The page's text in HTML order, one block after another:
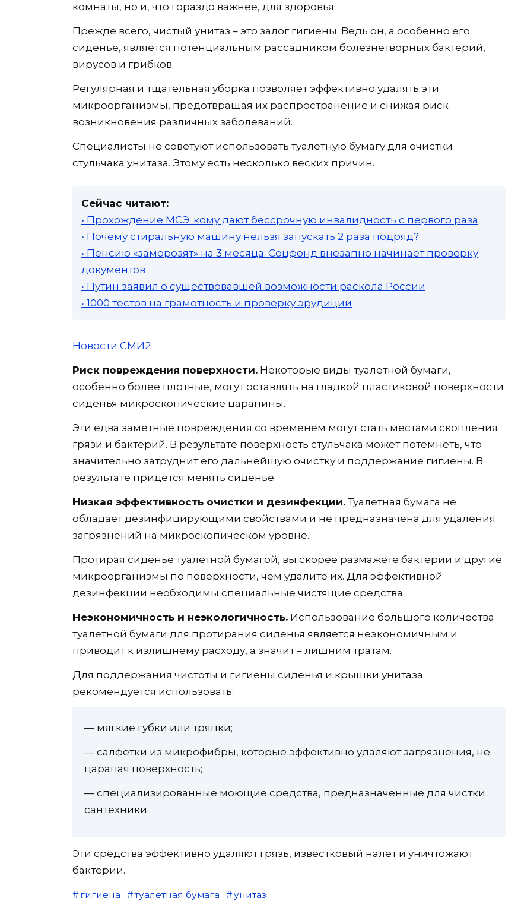
комнаты, но и, что гораздо важнее, для здоровья.
Прежде всего, чистый унитаз – это залог гигиены. Ведь он, а особенно его
сиденье, является потенциальным рассадником болезнетворных бактерий,
вирусов и грибков.
Регулярная и тщательная уборка позволяет эффективно удалять эти
микроорганизмы, предотвращая их распространение и снижая риск
возникновения различных заболеваний.
Специалисты не советуют использовать туалетную бумагу для очистки
стульчака унитаза. Этому есть несколько веских причин.
Сейчас читают:
• Прохождение МСЭ: кому дают бессрочную инвалидность с первого раза
• Почему стиральную машину нельзя запускать 2 раза подряд?
• Пенсию «заморозят» на 3 месяца: Соцфонд внезапно начинает проверку
документов
• Путин заявил о существовавшей возможности раскола России
• 1000 тестов на грамотность и проверку эрудиции
Новости СМИ2
Риск повреждения поверхности. Некоторые виды туалетной бумаги,
особенно более плотные, могут оставлять на гладкой пластиковой поверхности
сиденья микроскопические царапины.
Эти едва заметные повреждения со временем могут стать местами скопления
грязи и бактерий. В результате поверхность стульчака может потемнеть, что
значительно затруднит его дальнейшую очистку и поддержание гигиены. В
результате придется менять сиденье.
Низкая эффективность очистки и дезинфекции. Туалетная бумага не
обладает дезинфицирующими свойствами и не предназначена для удаления
загрязнений на микроскопическом уровне.
Протирая сиденье туалетной бумагой, вы скорее размажете бактерии и другие
микроорганизмы по поверхности, чем удалите их. Для эффективной
дезинфекции необходимы специальные чистящие средства.
Неэкономичность и неэкологичность. Использование большого количества
туалетной бумаги для протирания сиденья является неэкономичным и
приводит к излишнему расходу, а значит – лишним тратам.
Для поддержания чистоты и гигиены сиденья и крышки унитаза
рекомендуется использовать:
— мягкие губки или тряпки;
— cалфетки из микрофибры, которые эффективно удаляют загрязнения, не
царапая поверхность;
— cпециализированные моющие средства, предназначенные для чистки
сантехники.
Эти средства эффективно удаляют грязь, известковый налет и уничтожают
бактерии.
гигиена туалетная бумага унитаз